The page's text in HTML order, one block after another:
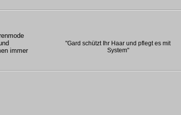
immer
"Gard schützt Ihr Haar und pflegt es mit
System"